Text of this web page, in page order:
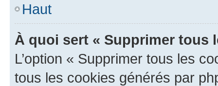
Haut
À quoi sert « Supprimer tous
L’option « Supprimer tous les
tous les cookies générés par